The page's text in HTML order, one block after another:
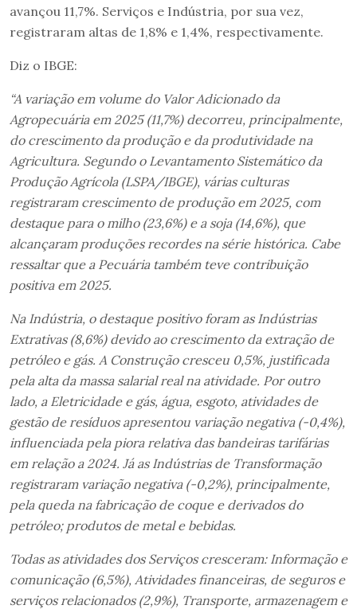
avançou 11,7%. Serviços e Indústria, por sua vez,
registraram altas de 1,8% e 1,4%, respectivamente.
Diz o IBGE:
“A variação em volume do Valor Adicionado da
Agropecuária em 2025 (11,7%) decorreu, principalmente,
do crescimento da produção e da produtividade na
Agricultura. Segundo o Levantamento Sistemático da
Produção Agrícola (LSPA/IBGE), várias culturas
registraram crescimento de produção em 2025, com
destaque para o milho (23,6%) e a soja (14,6%), que
alcançaram produções recordes na série histórica. Cabe
ressaltar que a Pecuária também teve contribuição
positiva em 2025.
Na Indústria, o destaque positivo foram as Indústrias
Extrativas (8,6%) devido ao crescimento da extração de
petróleo e gás. A Construção cresceu 0,5%, justificada
pela alta da massa salarial real na atividade. Por outro
lado, a Eletricidade e gás, água, esgoto, atividades de
gestão de resíduos apresentou variação negativa (-0,4%),
influenciada pela piora relativa das bandeiras tarifárias
em relação a 2024. Já as Indústrias de Transformação
registraram variação negativa (-0,2%), principalmente,
pela queda na fabricação de coque e derivados do
petróleo; produtos de metal e bebidas.
Todas as atividades dos Serviços cresceram: Informação e
comunicação (6,5%), Atividades financeiras, de seguros e
serviços relacionados (2,9%), Transporte, armazenagem e